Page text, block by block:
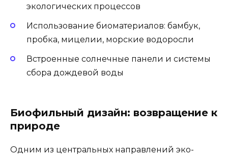
экологических процессов
Использование биоматериалов: бамбук,
пробка, мицелии, морские водоросли
Встроенные солнечные панели и системы
сбора дождевой воды
Биофильный дизайн: возвращение к
природе
Одним из центральных направлений эко-